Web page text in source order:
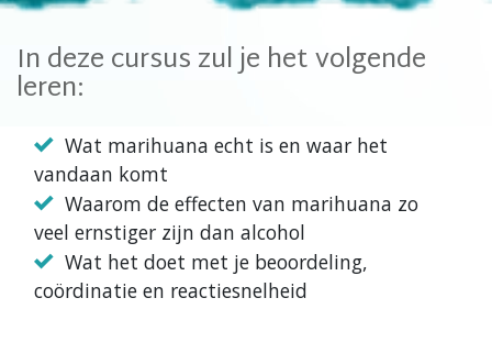
In deze cursus zul je het volgende
leren:
Wat marihuana echt is en waar het
vandaan komt
Waarom de effecten van marihuana zo
veel ernstiger zijn dan alcohol
Wat het doet met je beoordeling,
coördinatie en reactiesnelheid